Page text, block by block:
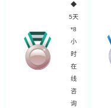
◆
5天
*8
小
时
在
线
咨
询